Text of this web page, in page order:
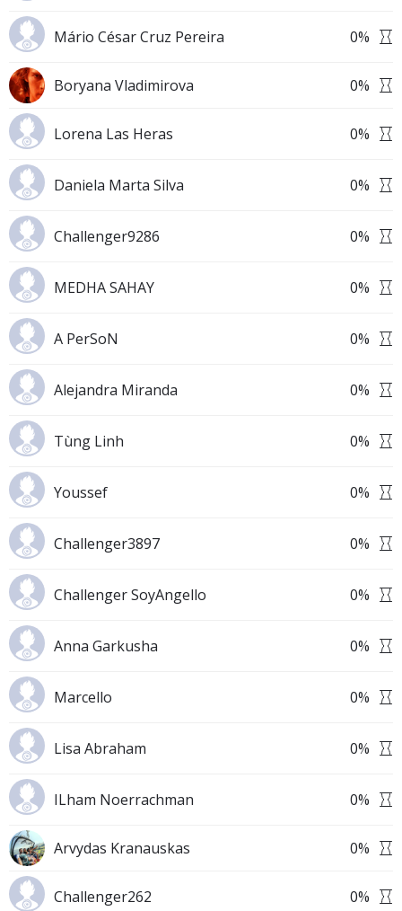
Mário César Cruz Pereira 0%
Boryana Vladimirova 0%
Lorena Las Heras 0%
Daniela Marta Silva 0%
Challenger9286 0%
MEDHA SAHAY 0%
A PerSoN 0%
Alejandra Miranda 0%
Tùng Linh 0%
Youssef 0%
Challenger3897 0%
Challenger SoyAngello 0%
Anna Garkusha 0%
Marcello 0%
Lisa Abraham 0%
ILham Noerrachman 0%
Arvydas Kranauskas 0%
Challenger262 0%